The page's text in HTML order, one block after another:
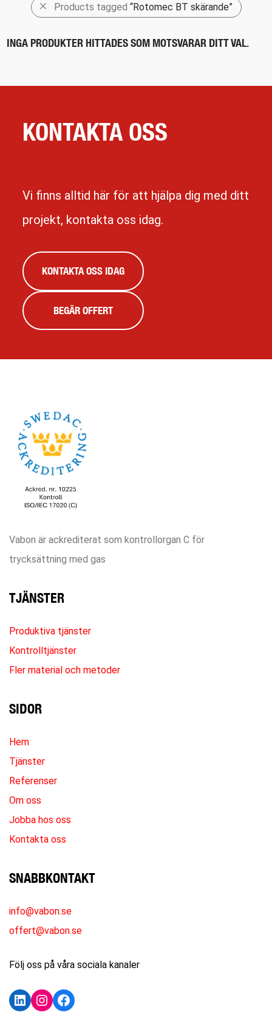
Products tagged “Rotomec BT skärande”
INGA PRODUKTER HITTADES SOM MOTSVARAR DITT VAL.
KONTAKTA OSS
Vi finns alltid här för att hjälpa dig med ditt
projekt, kontakta oss idag.
KONTAKTA OSS IDAG
BEGÄR OFFERT
Vabon är ackrediterat som kontrollorgan C för
trycksättning med gas
TJÄNSTER
Produktiva tjänster
Kontrolltjänster
Fler material och metoder
SIDOR
Hem
Tjänster
Referenser
Om oss
Jobba hos oss
Kontakta oss
SNABBKONTAKT
info@vabon.se
offert@vabon.se
Följ oss på våra sociala kanaler
LinkedIn
Instagram
Facebook